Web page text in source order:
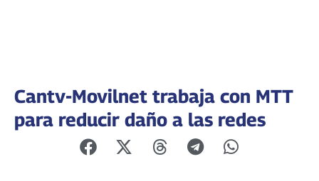
Cantv-Movilnet trabaja con MTT
para reducir daño a las redes